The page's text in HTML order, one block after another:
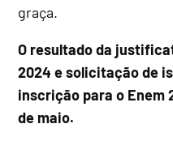
graça.
O resultado da
2024 e solicitação de
inscrição para o Enem
de maio.